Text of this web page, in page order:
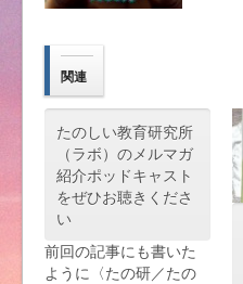
関連
たのしい教育研究所
（ラボ）のメルマガ
紹介ポッドキャスト
をぜひお聴きくださ
い
前回の記事にも書いた
ように〈たの研／たの